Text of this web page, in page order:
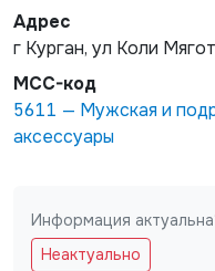
Адрес
г Курган, ул Коли
MCC-код
5611 — Мужская и
аксессуары
Не заполняйте это
Информация
Неактуально